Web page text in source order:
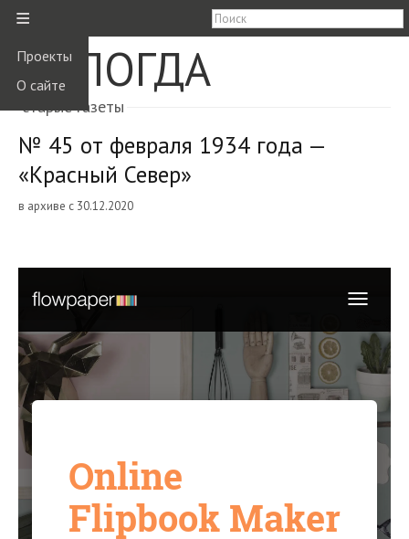
≡
Проекты
О сайте
ВОЛОГДА
старые газеты
№ 45 от февраля 1934 года —
«Красный Север»
в архиве с 30.12.2020